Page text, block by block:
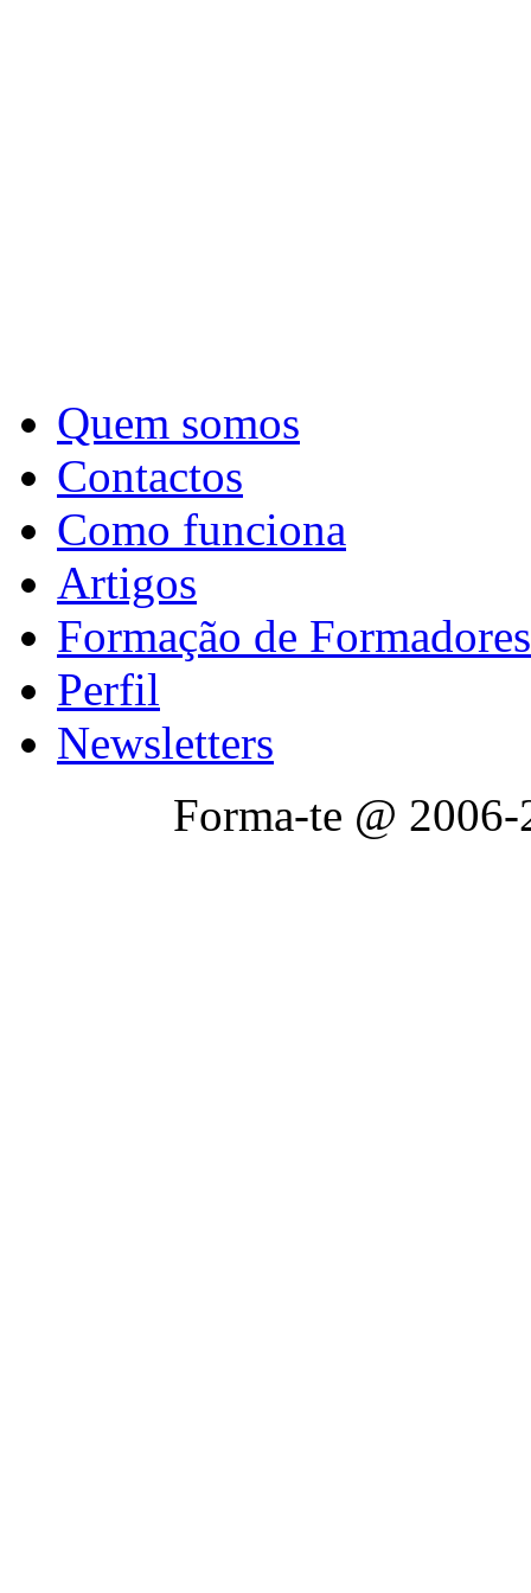
Quem somos
Contactos
Como funciona
Artigos
Formação de Formadores
Perfil
Newsletters
Forma-te @